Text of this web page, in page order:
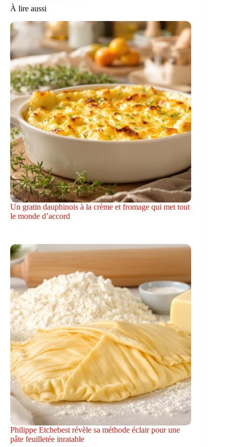
À lire aussi
Un gratin dauphinois à la crème et fromage qui met tout
le monde d’accord
Philippe Etchebest révèle sa méthode éclair pour une
pâte feuilletée inratable